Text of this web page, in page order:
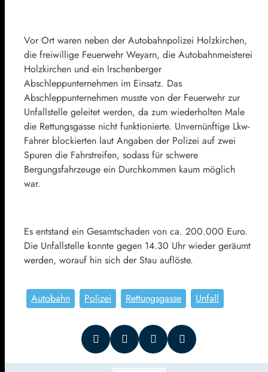
Vor Ort waren neben der Autobahnpolizei Holzkirchen,
die freiwillige Feuerwehr Weyarn, die Autobahnmeisterei
Holzkirchen und ein Irschenberger
Abschleppunternehmen im Einsatz. Das
Abschleppunternehmen musste von der Feuerwehr zur
Unfallstelle geleitet werden, da zum wiederholten Male
die Rettungsgasse nicht funktionierte. Unvernünftige Lkw-
Fahrer blockierten laut Angaben der Polizei auf zwei
Spuren die Fahrstreifen, sodass für schwere
Bergungsfahrzeuge ein Durchkommen kaum möglich
war.
Es entstand ein Gesamtschaden von ca. 200.000 Euro.
Die Unfallstelle konnte gegen 14.30 Uhr wieder geräumt
werden, worauf hin sich der Stau auflöste.
Autobahn Polizei Rettungsgasse Unfall